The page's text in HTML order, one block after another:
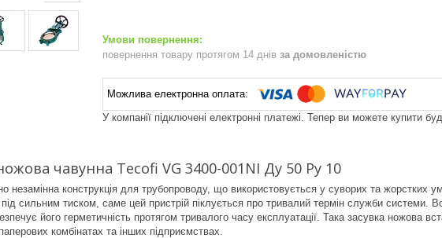
повернення товару протягом 14 днів за домовленістю
У компанії підключені електронні платежі. Тепер ви можете купити
чавунна Tecofi VG 3400-001NI Ду 50 Ру 10
незамінна конструкція для трубопроводу, що використовується у суворих та жорстких
сильним тиском, саме цей пристрій піклується про тривалий термін служби системи.
його герметичність протягом тривалого часу експлуатації. Така засувка ножова
комбінатах та інших підприємствах.